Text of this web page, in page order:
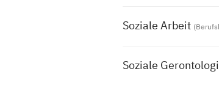
Soziale Arbeit
Soziale